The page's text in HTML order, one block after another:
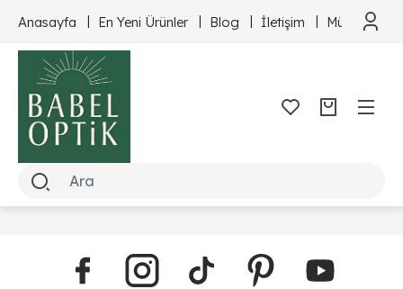
Anasayfa En Yeni Ürünler Blog İletişim Müşteri